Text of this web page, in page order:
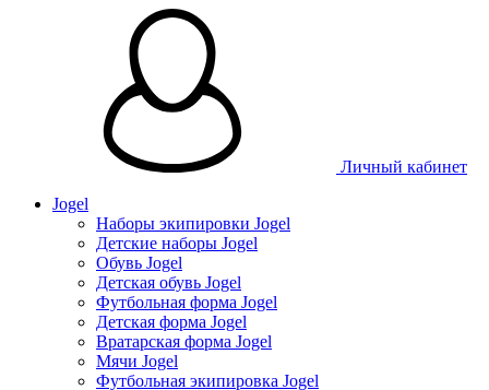
Личный кабинет
Jogel
Наборы экипировки Jogel
Детские наборы Jogel
Обувь Jogel
Детская обувь Jogel
Футбольная форма Jogel
Детская форма Jogel
Вратарская форма Jogel
Мячи Jogel
Футбольная экипировка Jogel